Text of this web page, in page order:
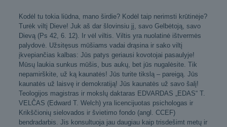
Kodėl tu tokia liūdna, mano širdie? Kodėl taip nerimsti krūtinėje?
Turėk viltį Dieve! Juk aš dar šlovinsiu jį, savo Gelbėtoją, savo
Dievą (Ps 42, 6. 12). Ir vėl viltis. Viltis yra nuolatinė ištvermės
palydovė. Užsitęsus mūšiams vadai drąsina ir sako viltį
įkvepiančias kalbas: Jūs patys geriausi kovotojai pasaulyje!
Mūsų laukia sunkus mūšis, bus aukų, bet jūs nugalėsite. Tik
nepamirškite, už ką kaunatės! Jūs turite tikslą – pareigą. Jūs
kaunatės už laisvę ir demokratiją! Jūs kaunatės už savo šalį!
Teologijos magistras ir mokslų daktaras EDVARDAS „EDAS“ T.
VELČAS (Edward T. Welch) yra licencijuotas psichologas ir
Krikščionių sielovados ir švietimo fondo (angl. CCEF)
bendradarbis. Jis konsultuoja jau daugiau kaip trisdešimt metų ir